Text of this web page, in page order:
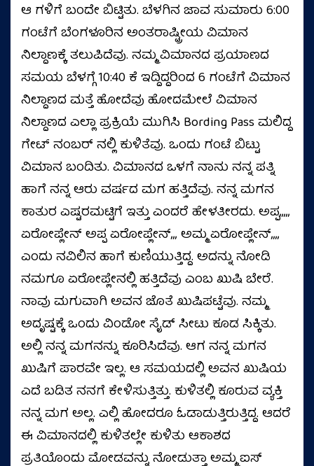
ಆ ಗಳಿಗೆ ಬಂದೇ ಬಿಟ್ಟಿತು. ಬೆಳಗಿನ ಜಾವ ಸುಮಾರು 6:00
ಗಂಟೆಗೆ ಬೆಂಗಳೂರಿನ ಅಂತರಾಷ್ಟ್ರೀಯ ವಿಮಾನ
ನಿಲ್ದಾಣಕ್ಕೆ ತಲುಪಿದೆವು. ನಮ್ಮ ವಿಮಾನದ ಪ್ರಯಾಣದ
ಸಮಯ ಬೆಳಗ್ಗೆ 10:40 ಕೆ ಇದ್ದಿದ್ದರಿಂದ 6 ಗಂಟೆಗೆ ವಿಮಾನ
ನಿಲ್ದಾಣದ ಮತ್ತೆ ಹೋದೆವು ಹೋದಮೇಲೆ ವಿಮಾನ
ನಿಲ್ದಾಣದ ಎಲ್ಲಾ ಪ್ರಕ್ರಿಯೆ ಮುಗಿಸಿ Bording Pass ಮಲಿದ್ದ
ಗೇಟ್ ನಂಬರ್ ನಲ್ಲಿ ಕುಳಿತೆವು. ಒಂದು ಗಂಟೆ ಬಿಟ್ಟು
ವಿಮಾನ ಬಂದಿತು. ವಿಮಾನದ ಒಳಗೆ ನಾನು ನನ್ನ ಪತ್ನಿ
ಹಾಗೆ ನನ್ನ ಆರು ವರ್ಷದ ಮಗ ಹತ್ತಿದೆವು. ನನ್ನ ಮಗನ
ಕಾತುರ ಎಷ್ಟರಮಟ್ಟಿಗೆ ಇತ್ತು ಎಂದರೆ ಹೇಳತೀರದು. ಅಪ್ಪ,,,,,
ಏರೋಪ್ಲೇನ್ ಅಪ್ಪ ಏರೋಪ್ಲೇನ್,,, ಅಮ್ಮ ಏರೋಪ್ಲೇನ್,,,,
ಎಂದು ನವಿಲಿನ ಹಾಗೆ ಕುಣಿಯುತ್ತಿದ್ದ. ಅದನ್ನು ನೋಡಿ
ನಮಗೂ ಏರೋಪ್ಲೇನಲ್ಲಿ ಹತ್ತಿದೆವು ಎಂಬ ಖುಷಿ ಬೇರೆ.
ನಾವು ಮಗುವಾಗಿ ಅವನ ಜೊತೆ ಖುಷಿಪಟ್ಟೆವು. ನಮ್ಮ
ಅದೃಷ್ಟಕ್ಕೆ ಒಂದು ವಿಂಡೋ ಸೈಡ್ ಸೀಟು ಕೂಡ ಸಿಕ್ಕಿತು.
ಅಲ್ಲಿ ನನ್ನ ಮಗನನ್ನು ಕೂರಿಸಿದೆವು. ಆಗ ನನ್ನ ಮಗನ
ಖುಷಿಗೆ ಪಾರವೇ ಇಲ್ಲ. ಆ ಸಮಯದಲ್ಲಿ ಅವನ ಖುಷಿಯ
ಎದೆ ಬಡಿತ ನನಗೆ ಕೇಳಿಸುತ್ತಿತ್ತು. ಕುಳಿತಲ್ಲಿ ಕೂರುವ ವ್ಯಕ್ತಿ
ನನ್ನ ಮಗ ಅಲ್ಲ. ಎಲ್ಲಿ ಹೋದರೂ ಓಡಾಡುತ್ತಿರುತ್ತಿದ್ದ. ಆದರೆ
ಈ ವಿಮಾನದಲ್ಲಿ ಕುಳಿತಲ್ಲೇ ಕುಳಿತು ಆಕಾಶದ
ಪ್ರತಿಯೊಂದು ಮೋಡವನ್ನು ನೋಡುತ್ತಾ ಅಮ್ಮ ಐಸ್